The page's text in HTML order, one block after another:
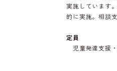
実施しています
的に実施。相談
定員
児童発達支援